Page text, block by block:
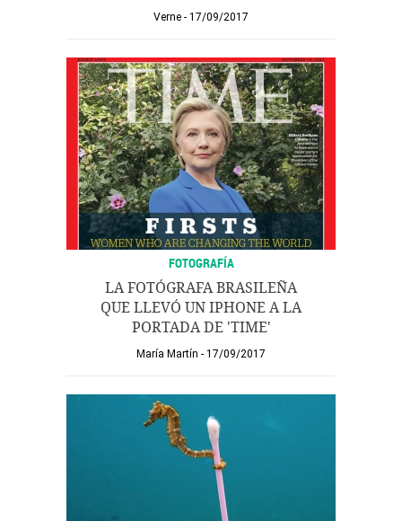
Verne 17/09/2017
FOTOGRAFÍA
LA FOTÓGRAFA BRASILEÑA
QUE LLEVÓ UN IPHONE A LA
PORTADA DE 'TIME'
María Martín 17/09/2017